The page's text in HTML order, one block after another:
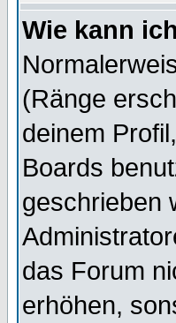
Wie kann
(Ränge
deinem
Boards
geschrieben
das Forum
erhöhen,